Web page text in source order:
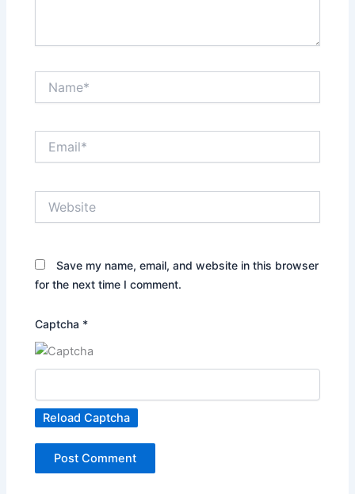
Save my name, email, and website in this browser
for the next time I comment.
Captcha *
Reload Captcha